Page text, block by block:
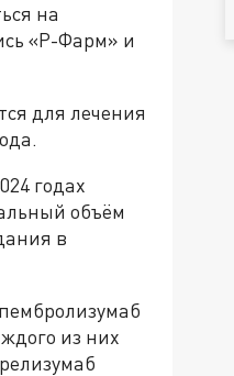
на
«Р-Фарм» и
для лечения
годах
объём
в
из них